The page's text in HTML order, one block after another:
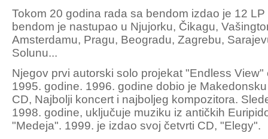
Tokom 20 godina rada sa bendom izdao je 12
bendom je nastupao u Njujorku, Čikagu,
Amsterdamu, Pragu, Beogradu, Zagrebu,
Solunu...
Njegov prvi autorski solo projekat "Endless
1995. godine. 1996. godine dobio je
CD, Najbolji koncert i najboljeg kompozitora.
1998. godine, uključuje muziku iz antičkih
"Medeja". 1999. je izdao svoj četvrti CD, "Elegy".